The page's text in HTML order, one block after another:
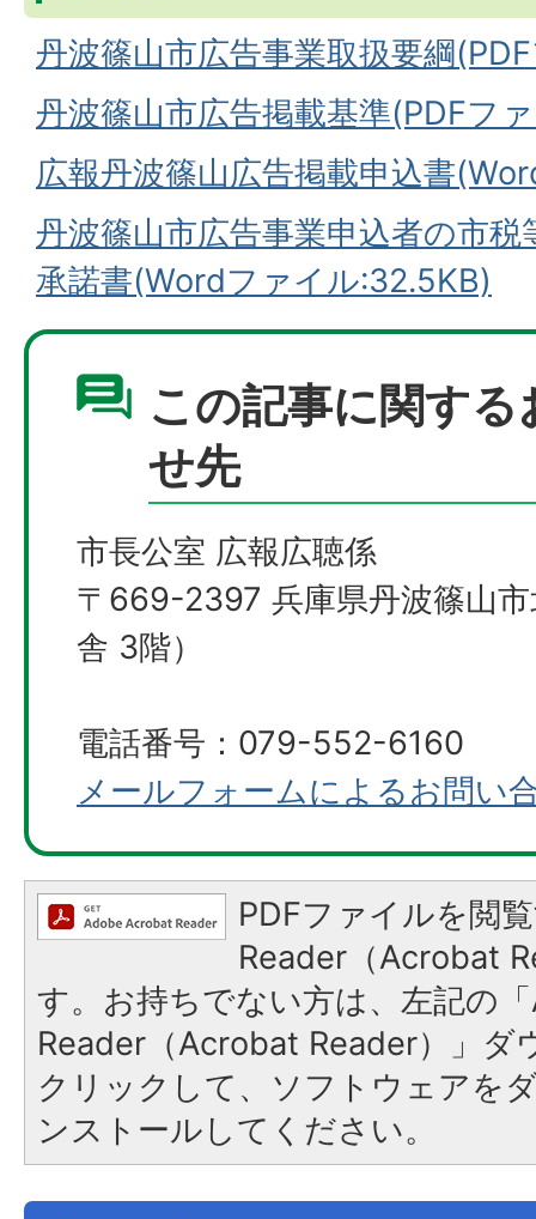
丹波篠山市広告事業取扱要綱
丹波篠山市広告掲載基準(PDFフ
広報丹波篠山広告掲載申込書
丹波篠山市広告事業申込者の市
承諾書(Wordファイル:32.5KB)
この記事に関する
せ先
市長公室 広報広聴係
〒669-2397 兵庫県丹波篠山
舎 3階）
電話番号：079-552-6160
メールフォームによるお問い
PDFファイルを閲
Reader（Acrobat
す。お持ちでない方は、左記の
Reader（Acrobat Reader）」ダ
クリックして、ソフトウェアを
ンストールしてください。